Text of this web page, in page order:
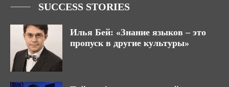
SUCCESS STORIES
Илья Бей: «Знание языков – это
пропуск в другие культуры»